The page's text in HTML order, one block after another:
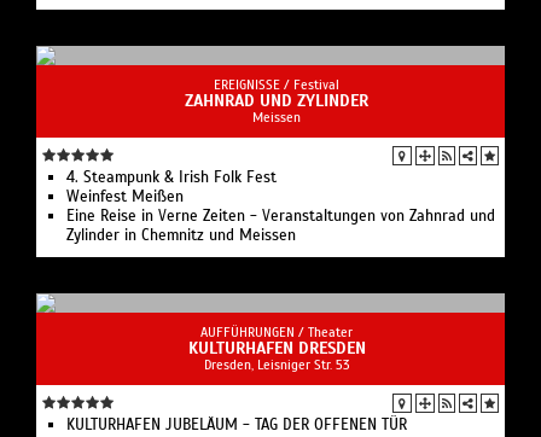
EREIGNISSE / Festival
ZAHNRAD UND ZYLINDER
Meissen
4. Steampunk & Irish Folk Fest
Weinfest Meißen
Eine Reise in Verne Zeiten - Veranstaltungen von Zahnrad und
Zylinder in Chemnitz und Meissen
AUFFÜHRUNGEN / Theater
KULTURHAFEN DRESDEN
Dresden, Leisniger Str. 53
KULTURHAFEN JUBELÄUM - TAG DER OFFENEN TÜR